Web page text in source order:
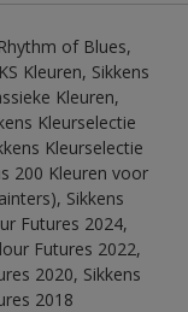
of Blues,
Kleuren, Sikkens
Kleuren,
Kleurselectie
Kleurselectie
200 Kleuren voor
Sikkens
Futures 2024,
Futures 2022,
2020, Sikkens
2018